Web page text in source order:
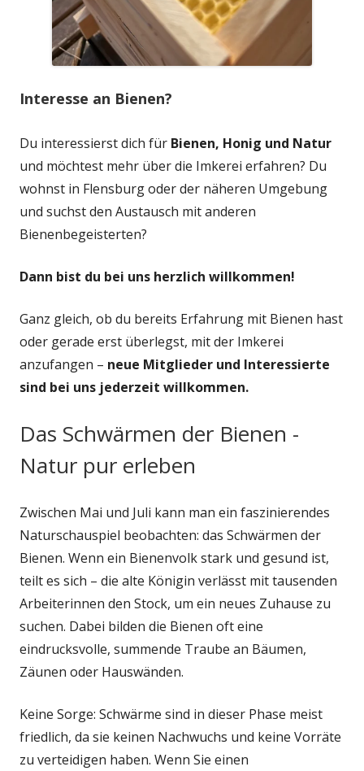
Interesse an Bienen?
Du interessierst dich für Bienen, Honig und Natur
und möchtest mehr über die Imkerei erfahren? Du
wohnst in Flensburg oder der näheren Umgebung
und suchst den Austausch mit anderen
Bienenbegeisterten?
Dann bist du bei uns herzlich willkommen!
Ganz gleich, ob du bereits Erfahrung mit Bienen hast
oder gerade erst überlegst, mit der Imkerei
anzufangen – neue Mitglieder und Interessierte
sind bei uns jederzeit willkommen.
Das Schwärmen der Bienen -
Natur pur erleben
Zwischen Mai und Juli kann man ein faszinierendes
Naturschauspiel beobachten: das Schwärmen der
Bienen. Wenn ein Bienenvolk stark und gesund ist,
teilt es sich – die alte Königin verlässt mit tausenden
Arbeiterinnen den Stock, um ein neues Zuhause zu
suchen. Dabei bilden die Bienen oft eine
eindrucksvolle, summende Traube an Bäumen,
Zäunen oder Hauswänden.
Keine Sorge: Schwärme sind in dieser Phase meist
friedlich, da sie keinen Nachwuchs und keine Vorräte
zu verteidigen haben. Wenn Sie einen